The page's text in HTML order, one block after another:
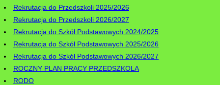
Rekrutacja do Przedszkoli 2025/2026
Rekrutacja do Przedszkoli 2026/2027
Rekrutacja do Szkół Podstawowych 2024/2025
Rekrutacja do Szkół Podstawowych 2025/2026
Rekrutacja do Szkół Podstawowych 2026/2027
ROCZNY PLAN PRACY PRZEDSZKOLA
RODO